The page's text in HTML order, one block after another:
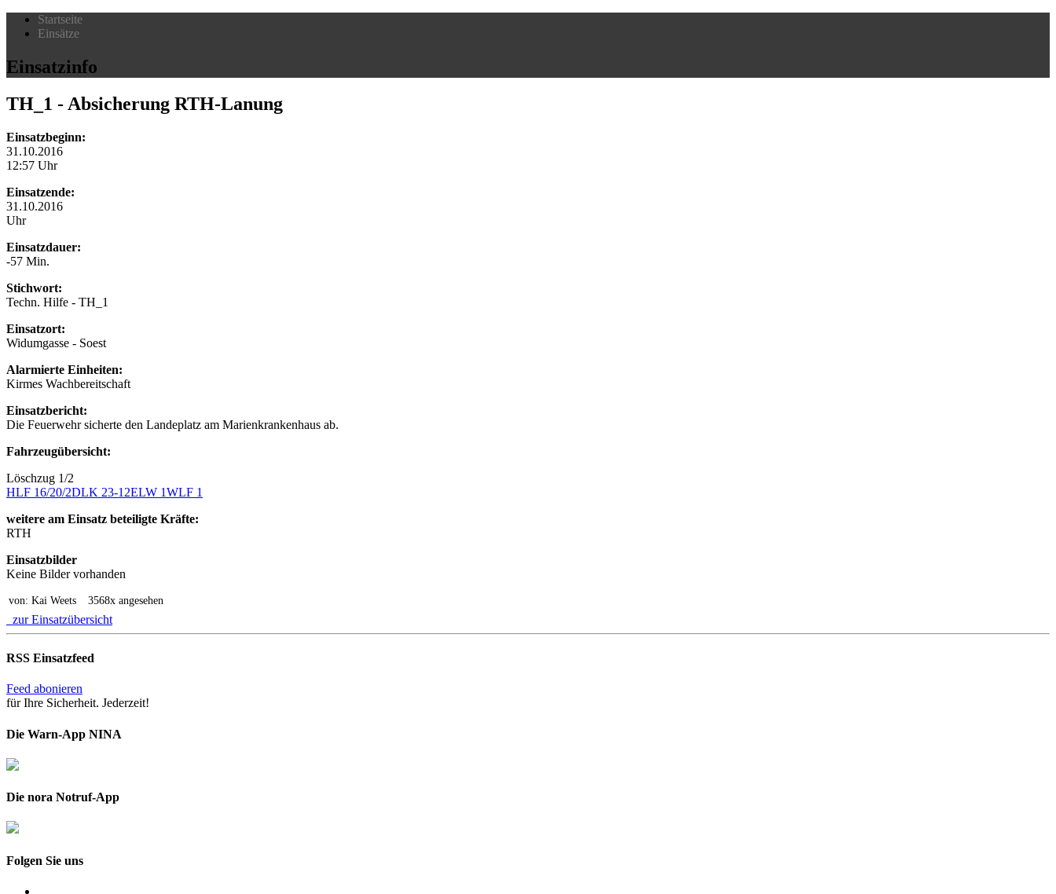
Startseite
Einsätze
Einsatzinfo
TH_1 - Absicherung RTH-Lanung
Einsatzbeginn:
31.10.2016
12:57 Uhr
Einsatzende:
31.10.2016
Uhr
Einsatzdauer:
-57 Min.
Stichwort:
Techn. Hilfe - TH_1
Einsatzort:
Widumgasse - Soest
Alarmierte Einheiten:
Kirmes Wachbereitschaft
Einsatzbericht:
Die Feuerwehr sicherte den Landeplatz am Marienkrankenhaus ab.
Fahrzeugübersicht:
Löschzug 1/2
HLF 16/20/2DLK 23-12ELW 1WLF 1
weitere am Einsatz beteiligte Kräfte:
RTH
Einsatzbilder
Keine Bilder vorhanden
von: Kai Weets 3568x angesehen
zur Einsatzübersicht
RSS Einsatzfeed
Feed abonieren
für Ihre Sicherheit. Jederzeit!
Die Warn-App NINA
Die nora Notruf-App
Folgen Sie uns